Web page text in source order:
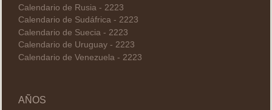
Calendario de Rusia - 2223
Calendario de Sudáfrica - 2223
Calendario de Suecia - 2223
Calendario de Uruguay - 2223
Calendario de Venezuela - 2223
AÑOS